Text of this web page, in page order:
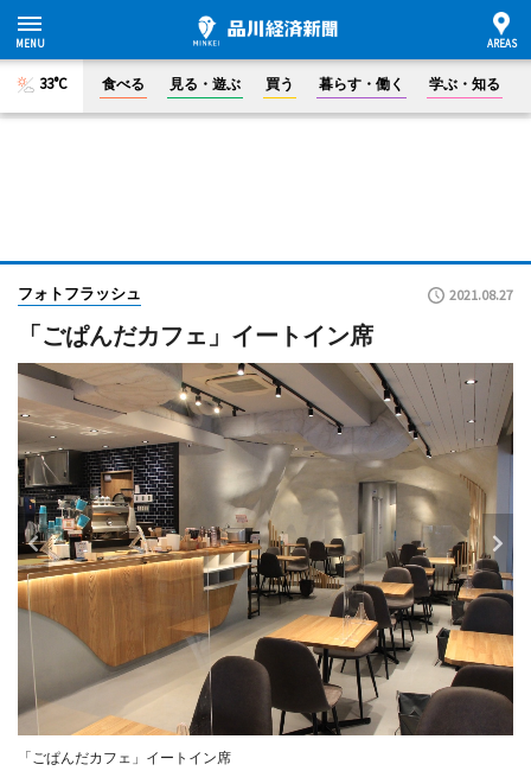
33°C 食べる 見る・遊ぶ 買う 暮らす・働く 学ぶ・知る
フォトフラッシュ 2021.08.27
「ごぱんだカフェ」イートイン席
「ごぱんだカフェ」イートイン席